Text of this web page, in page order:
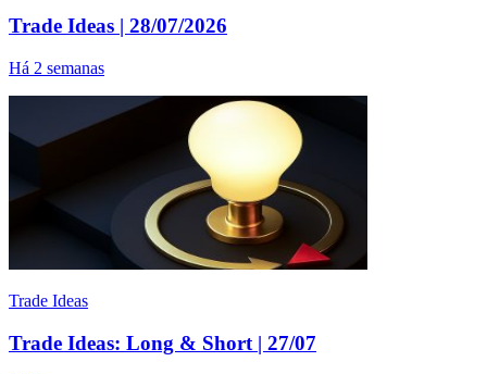
Trade Ideas | 28/07/2026
Há 2 semanas
Trade Ideas
Trade Ideas: Long & Short | 27/07